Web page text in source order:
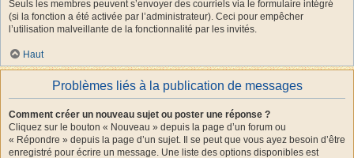
Seuls les membres peuvent s’envoyer des courriels via le formulaire intégré
(si la fonction a été activée par l’administrateur). Ceci pour empêcher
l’utilisation malveillante de la fonctionnalité par les invités.
Haut
Problèmes liés à la publication de messages
Comment créer un nouveau sujet ou poster une réponse ?
Cliquez sur le bouton « Nouveau » depuis la page d’un forum ou
« Répondre » depuis la page d’un sujet. Il se peut que vous ayez besoin d’être
enregistré pour écrire un message. Une liste des options disponibles est